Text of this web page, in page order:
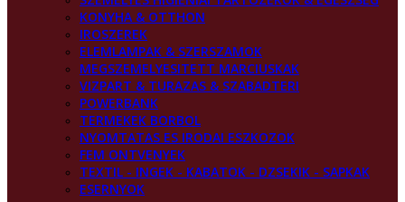
KONYHA & OTTHON
IROSZEREK
ELEMLAMPAK & SZERSZAMOK
MEGSZEMELYESITETT MARCIUSKAK
VIZPART & TURAZAS & SZABADTERI
POWERBANK
TERMEKEK BORBOL
NYOMTATAS ES IRODAI ESZKOZOK
FEM ONTVENYEK
TEXTIL - INGEK - KABATOK - DZSEKIK - SAPKAK
ESERNYOK